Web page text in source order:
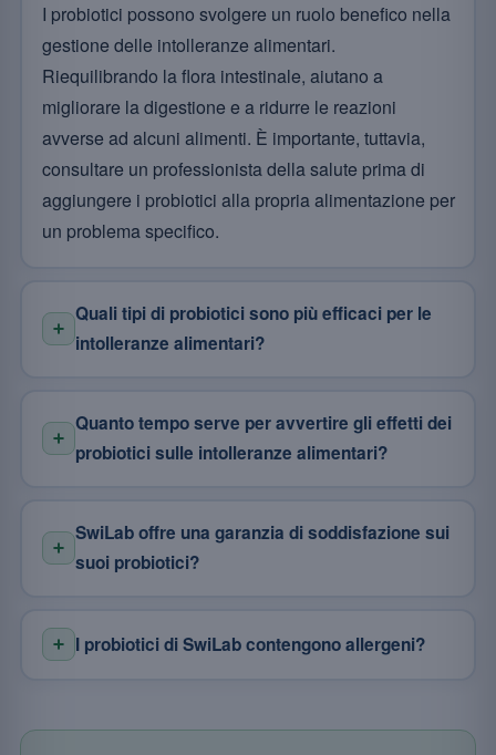
I probiotici possono svolgere un ruolo benefico nella
gestione delle intolleranze alimentari.
Riequilibrando la flora intestinale, aiutano a
migliorare la digestione e a ridurre le reazioni
avverse ad alcuni alimenti. È importante, tuttavia,
consultare un professionista della salute prima di
aggiungere i probiotici alla propria alimentazione per
un problema specifico.
Quali tipi di probiotici sono più efficaci per le
intolleranze alimentari?
Quanto tempo serve per avvertire gli effetti dei
probiotici sulle intolleranze alimentari?
SwiLab offre una garanzia di soddisfazione sui
suoi probiotici?
I probiotici di SwiLab contengono allergeni?